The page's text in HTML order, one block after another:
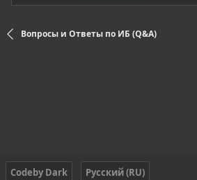
Вопросы и Ответы по ИБ (Q&A)
Codeby Dark
Русский (RU)